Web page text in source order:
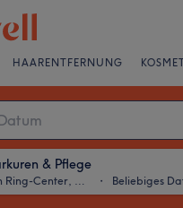
HAARENTFERNUNG
& Pflege
in der Nähe von Ring-Center, Berlin ・ Beliebiges